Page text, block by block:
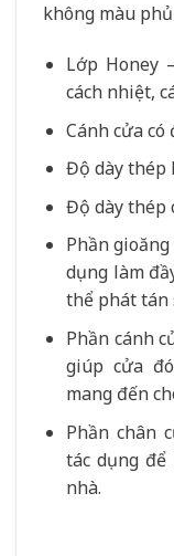
không màu
Lớp Honey
cách nhiệt,
Cánh cửa có
Độ dày thép
Độ dày thép
Phần
dụng làm
thể phát tán
Phần cánh
giúp cửa
mang đến
Phần chân
tác dụng
nhà.